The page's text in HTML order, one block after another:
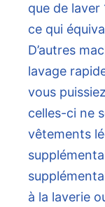
que de laver
ce qui
D’autres
lavage
vous
celles-ci ne
vêtements
à la laverie